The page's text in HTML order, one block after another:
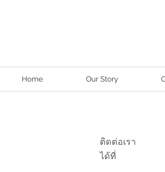
Home Our Story
ติดต่อเรา
ได้ที่